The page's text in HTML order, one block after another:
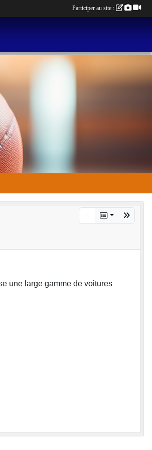
une large gamme de voitures
Participer au site :